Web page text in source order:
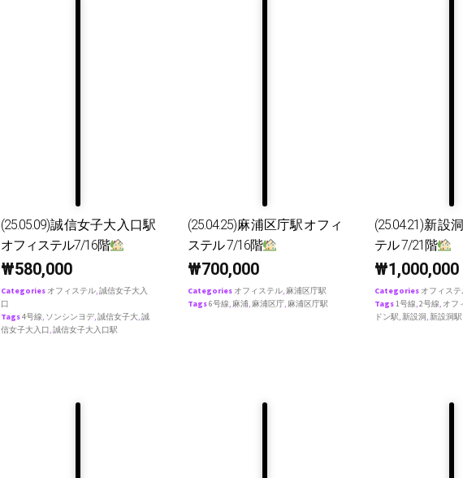
(25.05.09)誠信女子大入口駅
オフィステル7/16階
₩580,000
Categories オフィステル,誠信女子大入
口
Tags4号線, ソンシンヨデ,誠信女子大,誠
信女子大入口,誠信女子大入口駅
(25.04.25)麻浦区庁駅オフィ
ステル 7/16階
₩700,000
Categories オフィステル, 麻浦区庁駅
Tags6号線, 麻浦, 麻浦区庁, 麻浦区庁駅
(25.04.21)新設
テル 7/21階
₩1,000,000
Categories オフィス
Tags1号線,2号線, オフ
ドン駅,新設洞,新設洞駅